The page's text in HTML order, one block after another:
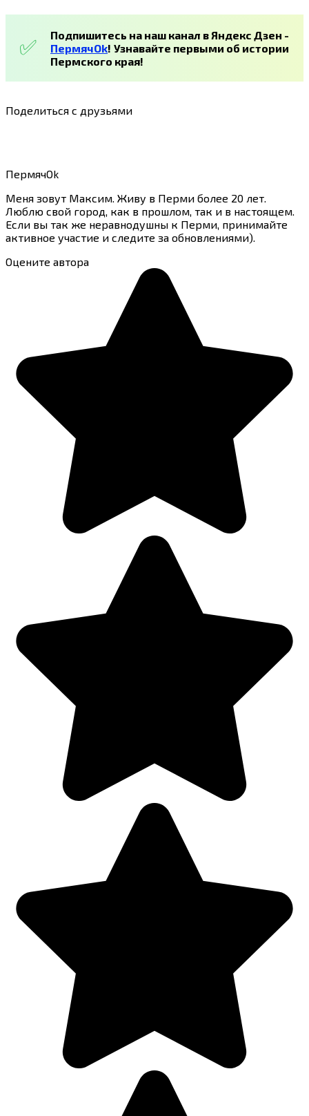
Подпишитесь на наш канал в Яндекс Дзен -
ПермячOk! Узнавайте первыми об истории
Пермского края!
Поделиться с друзьями
ПермячOk
Меня зовут Максим. Живу в Перми более 20 лет.
Люблю свой город, как в прошлом, так и в настоящем.
Если вы так же неравнодушны к Перми, принимайте
активное участие и следите за обновлениями).
Оцените автора